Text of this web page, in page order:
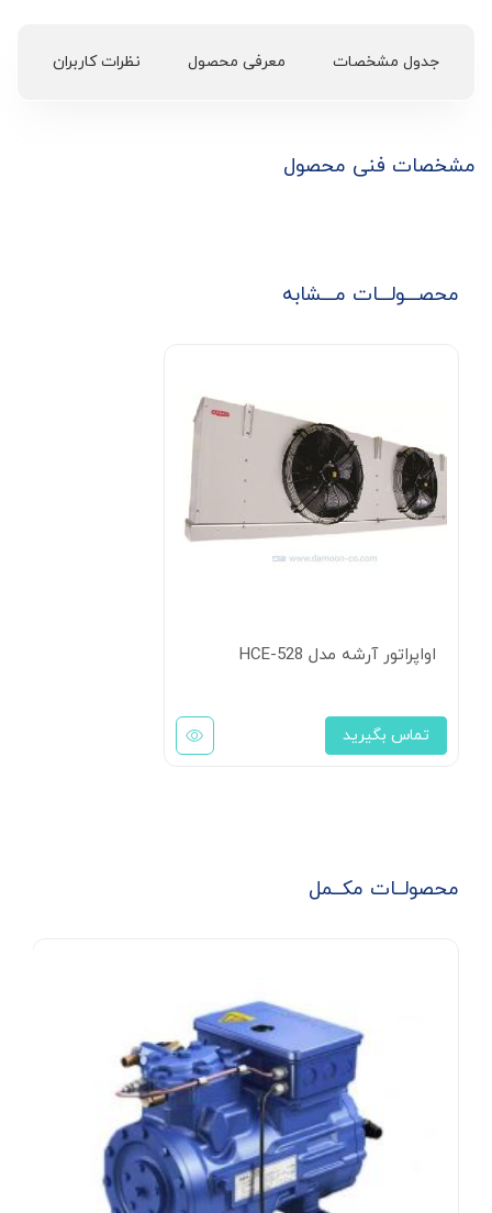
جدول مشخصات معرفی محصول نظرات کاربران
مشخصات فنی محصول
محصـــولـــات مـــشابه
اواپراتور آرشه مدل HCE-528
تماس بگیرید
محصولــات مکــمل